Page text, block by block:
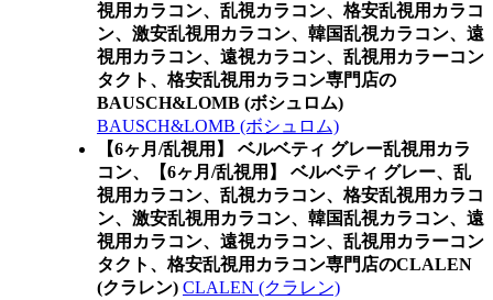
視用カラコン、乱視カラコン、格安乱視用カラコ
ン、激安乱視用カラコン、韓国乱視カラコン、遠
視用カラコン、遠視カラコン、乱視用カラーコン
タクト、格安乱視用カラコン専門店の
BAUSCH&LOMB (ボシュロム)
BAUSCH&LOMB (ボシュロム)
【6ヶ月/乱視用】 ベルベティ グレー乱視用カラ
コン、
【6ヶ月/乱視用】 ベルベティ グレー、乱
視用カラコン、乱視カラコン、格安乱視用カラコ
ン、激安乱視用カラコン、韓国乱視カラコン、遠
視用カラコン、遠視カラコン、乱視用カラーコン
タクト、格安乱視用カラコン専門店のCLALEN
(クラレン) CLALEN (クラレン)